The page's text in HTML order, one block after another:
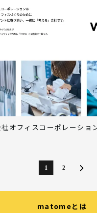
オフィスコーポレーショ
1 2
matomeとは